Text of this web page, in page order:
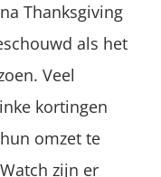
Thanksgiving
als het
Veel
kortingen
omzet te
zijn er